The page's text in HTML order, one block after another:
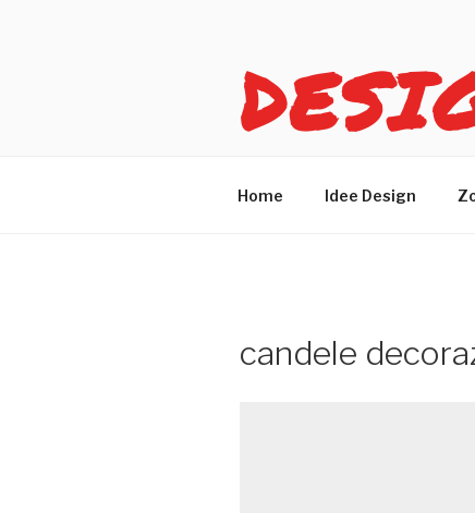
Home Idee Design
candele